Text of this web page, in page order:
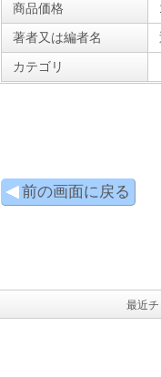
商品価格
著者又は編者名
カテゴリ
前の画面に戻る
最近